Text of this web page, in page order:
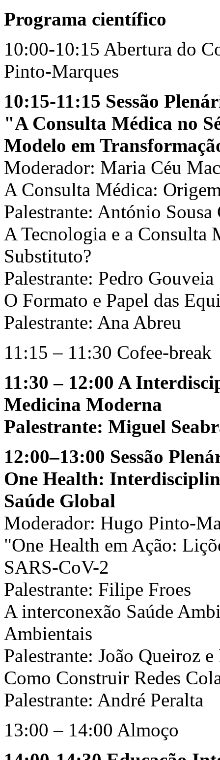
Programa científico
10:00-10:15 Abertura do
Pinto-Marques
10:15-11:15 Sessão
"A Consulta Médica no
Modelo em
Moderador: Maria Céu
A Consulta Médica:
Palestrante: António Sousa
A Tecnologia e a Consulta
Substituto?
Palestrante: Pedro Gouveia
O Formato e Papel das
Palestrante: Ana Abreu
11:15 – 11:30 Cofee-break
11:30 – 12:00 A
Medicina Moderna
Palestrante: Miguel
12:00–13:00 Sessão
One Health:
Saúde Global
Moderador: Hugo Pinto-
"One Health em Ação:
SARS-CoV-2
Palestrante: Filipe Froes
A interconexão Saúde
Ambientais
Palestrante: João Queiroz
Como Construir Redes
Palestrante: André Peralta
13:00 – 14:00 Almoço